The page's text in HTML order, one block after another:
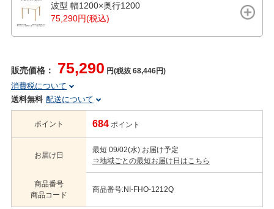
波型 幅1200×奥行1200
75,290円(税込)
販売価格： 75,290 円(税抜 68,446円)
消費税について
送料無料 配送について
ポイント 684 ポイント
お届け日
最短 09/02(水) お届け予定
⇒地域ごとの最短お届け日はこちら
商品番号
商品コード
商品番号:NI-FHO-1212Q